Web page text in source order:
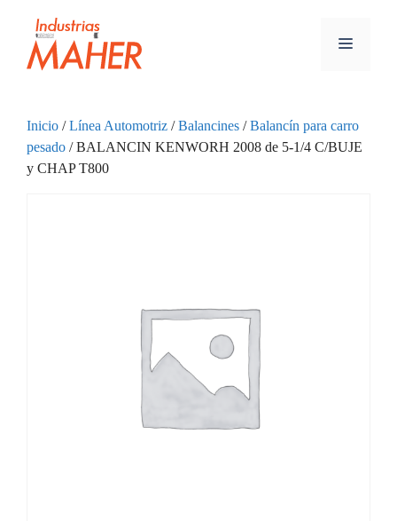
Inicio /Línea Automotriz /Balancines /Balancín para carro
pesado / BALANCIN KENWORH 2008 de 5-1/4 C/BUJE
y CHAP T800